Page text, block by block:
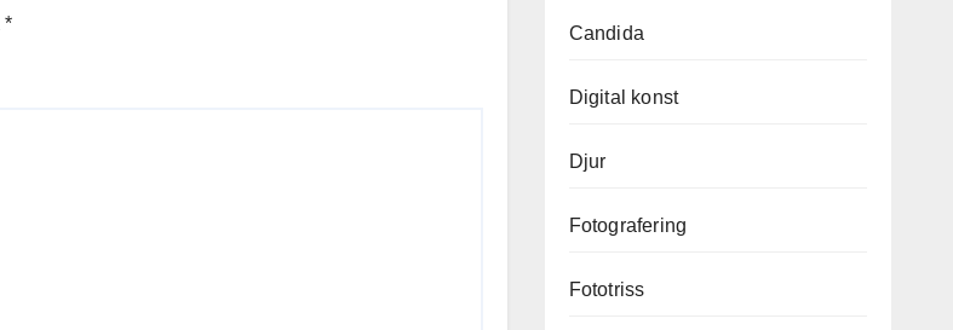
* Candida
Digital konst
Djur
Fotografering
Fototriss